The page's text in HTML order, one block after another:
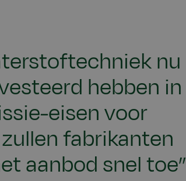
nu
hebben in
eisen voor
fabrikanten
aanbod snel toe”